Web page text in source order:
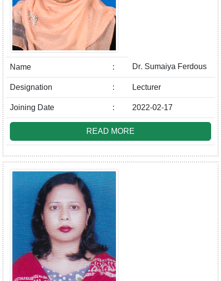
Name : Dr. Sumaiya Ferdous
Designation : Lecturer
Joining Date : 2022-02-17
READ MORE